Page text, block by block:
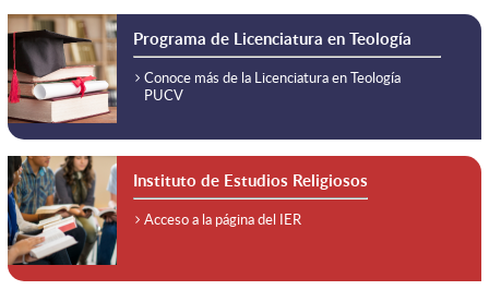
Programa de Licenciatura en Teología
Conoce más de la Licenciatura en Teología
PUCV
Instituto de Estudios Religiosos
Acceso a la página del IER